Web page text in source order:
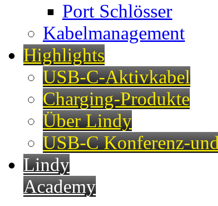
Port Schlösser
Kabelmanagement
Highlights
USB-C-Aktivkabel
Charging-Produkte
Über Lindy
USB-C Konferenz-
Lindy
Academy